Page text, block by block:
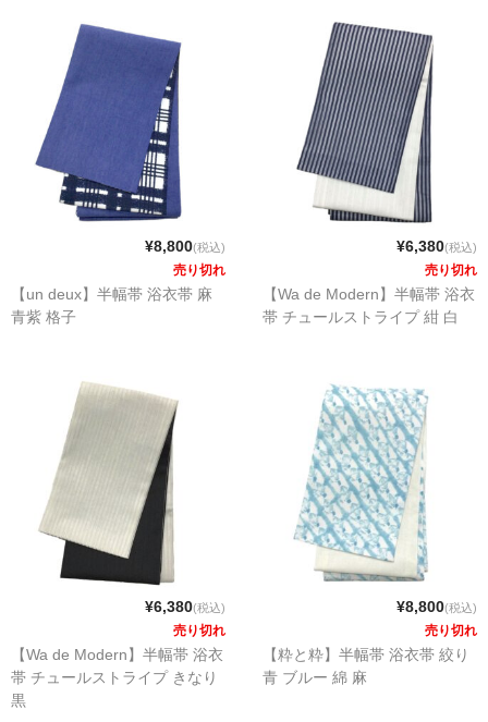
¥8,800(税込)
売り切れ
【un deux】半幅帯 浴衣帯 麻
青紫 格子
¥6,380(税込)
売り切れ
【Wa de Modern】半幅帯 浴衣
帯 チュールストライプ 紺 白
¥6,380(税込)
売り切れ
【Wa de Modern】半幅帯 浴衣
帯 チュールストライプ きなり
黒
¥8,800(税込)
売り切れ
【粋と粋】半幅帯 浴衣帯 絞り
青 ブルー 綿 麻